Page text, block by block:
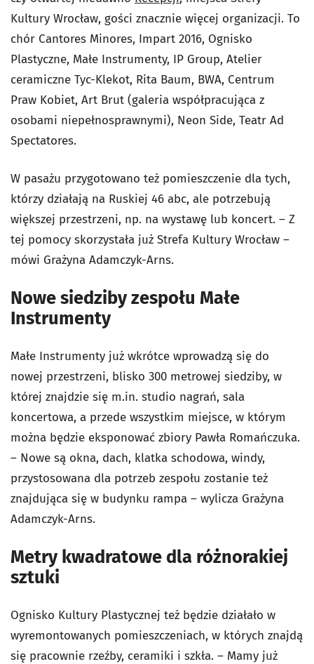
Kultury Wrocław, gości znacznie więcej organizacji. To
chór Cantores Minores, Impart 2016, Ognisko
Plastyczne, Małe Instrumenty, IP Group, Atelier
ceramiczne Tyc-Klekot, Rita Baum, BWA, Centrum
Praw Kobiet, Art Brut (galeria współpracująca z
osobami niepełnosprawnymi), Neon Side, Teatr Ad
Spectatores.
W pasażu przygotowano też pomieszczenie dla tych,
którzy działają na Ruskiej 46 abc, ale potrzebują
większej przestrzeni, np. na wystawę lub koncert. – Z
tej pomocy skorzystała już Strefa Kultury Wrocław –
mówi Grażyna Adamczyk-Arns.
Nowe siedziby zespołu Małe
Instrumenty
Małe Instrumenty już wkrótce wprowadzą się do
nowej przestrzeni, blisko 300 metrowej siedziby, w
której znajdzie się m.in. studio nagrań, sala
koncertowa, a przede wszystkim miejsce, w którym
można będzie eksponować zbiory Pawła Romańczuka.
– Nowe są okna, dach, klatka schodowa, windy,
przystosowana dla potrzeb zespołu zostanie też
znajdująca się w budynku rampa – wylicza Grażyna
Adamczyk-Arns.
Metry kwadratowe dla różnorakiej
sztuki
Ognisko Kultury Plastycznej też będzie działało w
wyremontowanych pomieszczeniach, w których znajdą
się pracownie rzeźby, ceramiki i szkła. – Mamy już